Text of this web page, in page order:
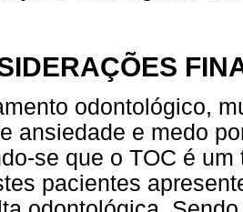
odontológico,
ansiedade e medo
se que o TOC é
pacientes